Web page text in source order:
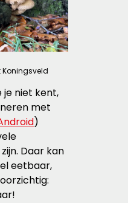
je niet kent,
met
)
Daar kan
eetbaar,